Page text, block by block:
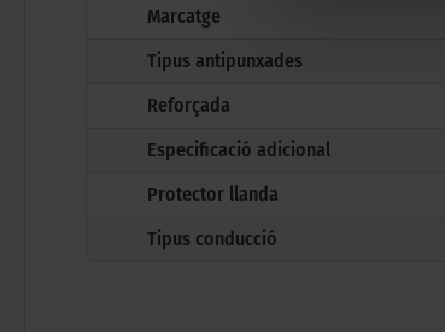
Marcatge
Tipus antipunxades
Reforçada
Especificació adicional
Protector llanda
Tipus conducció